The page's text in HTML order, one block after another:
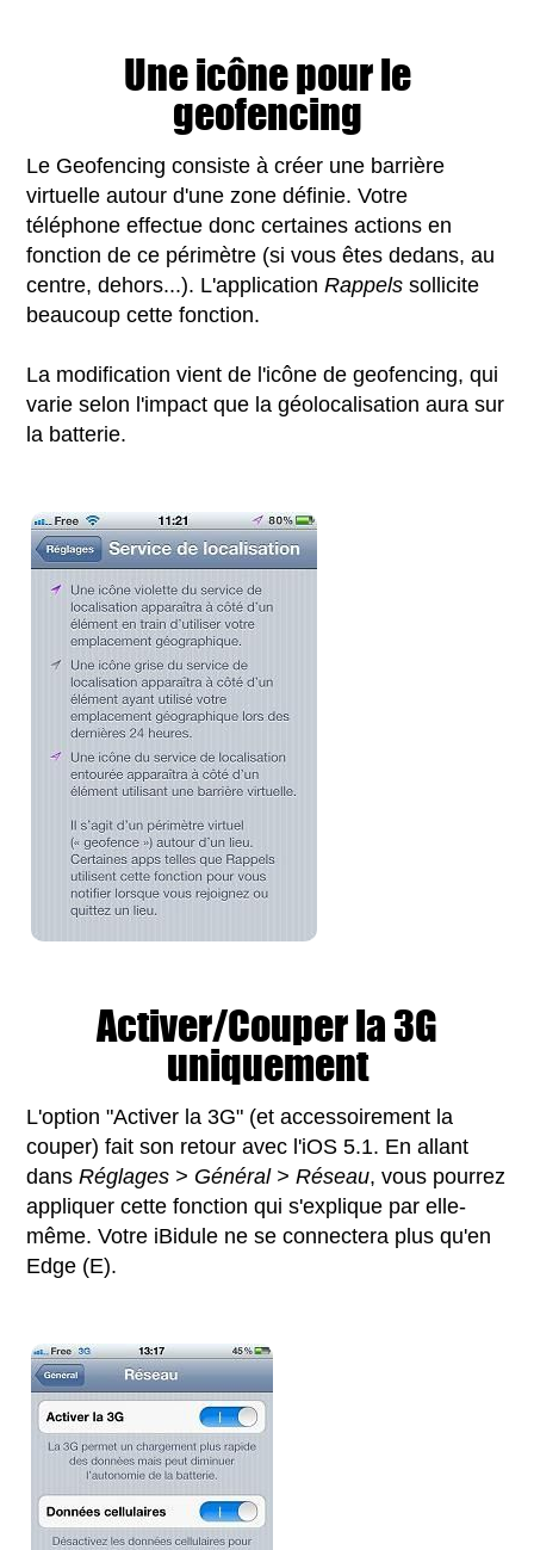
Une icône pour le
geofencing
Le Geofencing consiste à créer une barrière
virtuelle autour d'une zone définie. Votre
téléphone effectue donc certaines actions en
fonction de ce périmètre (si vous êtes dedans, au
centre, dehors...). L'applicationRappels sollicite
beaucoup cette fonction.
La modification vient de l'icône de geofencing, qui
varie selon l'impact que la géolocalisation aura sur
la batterie.
Activer/Couper la 3G
uniquement
L'option "Activer la 3G" (et accessoirement la
couper) fait son retour avec l'iOS 5.1. En allant
dansRéglages > Général > Réseau, vous pourrez
appliquer cette fonction qui s'explique par elle-
même. Votre iBidule ne se connectera plus qu'en
Edge (E).